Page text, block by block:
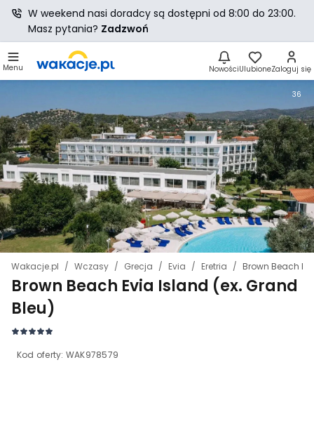
Menu NowościUlubioneZaloguj się
Wakacje.pl Wczasy Grecja Evia Eretria Brown Beach
Brown Beach Evia Island (ex. Grand
Bleu)
Kod oferty: WAK978579
36
W weekend nasi doradcy są dostępni od 8:00 do 23:00.
Masz pytania? Zadzwoń